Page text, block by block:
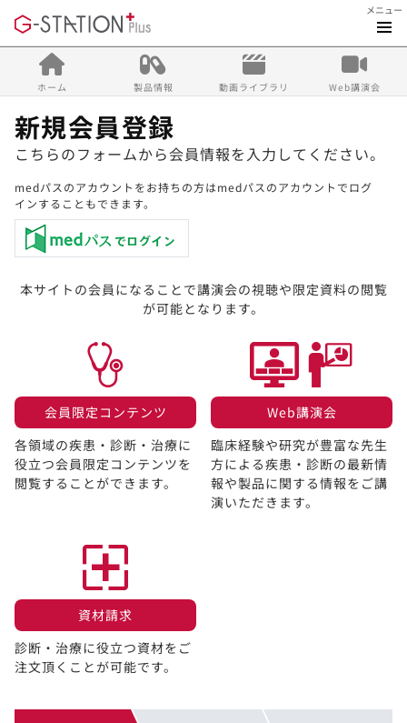
メニュー
ホーム 製品情報 動画ライブラリ Web講演会
新規会員登録
こちらのフォームから会員情報を入力してください。
medパスのアカウントをお持ちの方はmedパスのアカウントでログ
インすることもできます。
本サイトの会員になることで講演会の視聴や限定資料の閲覧
が可能となります。
会員限定コンテンツ​
各領域の疾患・診断・治療に
役立つ会員限定コンテンツを
閲覧することができます。​
Web講演会​
臨床経験や研究が豊富な先生
方による疾患・診断の最新情
報や製品に関する情報をご講
演いただきます。
資材請求​
診断・治療に役立つ資材をご
注文頂くことが可能です。